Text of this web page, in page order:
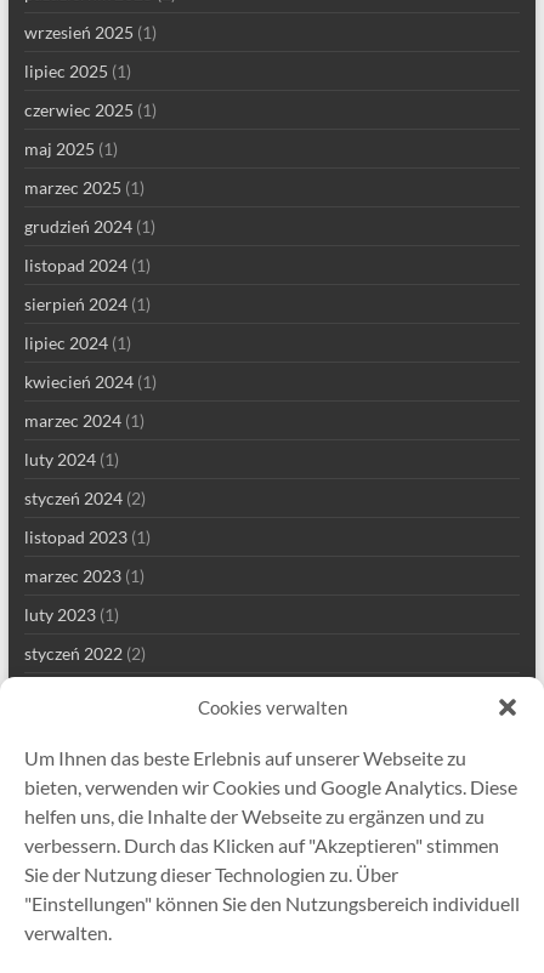
Cookies verwalten
Um Ihnen das beste Erlebnis auf unserer Webseite zu
bieten, verwenden wir Cookies und Google Analytics. Diese
helfen uns, die Inhalte der Webseite zu ergänzen und zu
verbessern. Durch das Klicken auf "Akzeptieren" stimmen
Sie der Nutzung dieser Technologien zu. Über
"Einstellungen" können Sie den Nutzungsbereich individuell
verwalten.
wrzesień 2025 (1)
lipiec 2025 (1)
czerwiec 2025 (1)
maj 2025 (1)
marzec 2025 (1)
grudzień 2024(1)
listopad 2024(1)
sierpień 2024(1)
lipiec 2024(1)
kwiecień 2024(1)
marzec 2024(1)
luty 2024(1)
styczeń 2024(2)
listopad 2023(1)
marzec 2023(1)
luty 2023(1)
styczeń 2022(2)
sierpień 2021(4)
lipiec 2021
(1)
maj 2021(7)
kwiecień 2021(2)
styczeń 2021